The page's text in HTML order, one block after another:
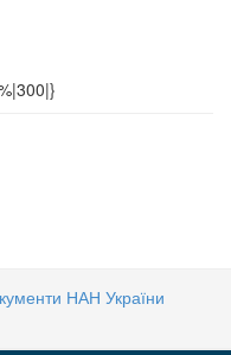
ІБХ НАН України
ЮНИХ БІОХІМІКІВ
НАН України